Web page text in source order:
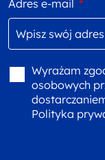
Adres e-mail *
Wyrażam
osobowych
Polityka